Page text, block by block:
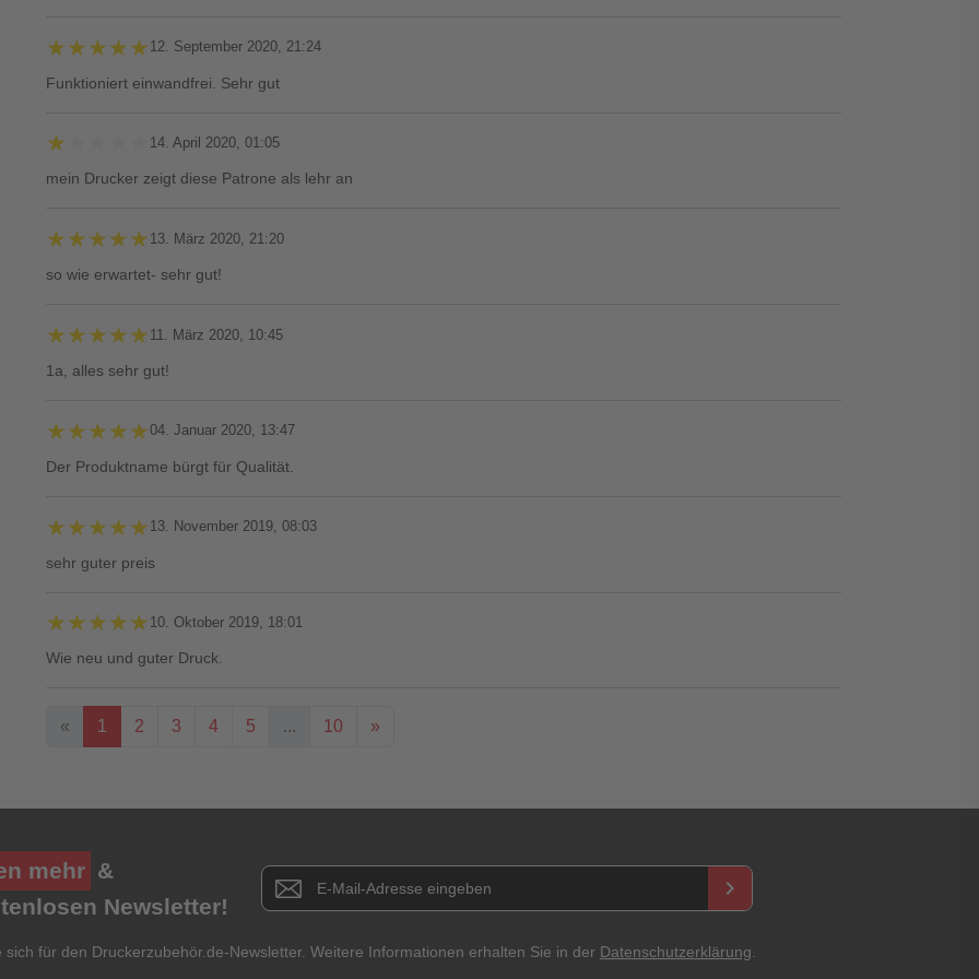
★★★★★
★★★★★ 12. September 2020, 21:24
Funktioniert einwandfrei. Sehr gut
★★★★★
★★★★★ 14. April 2020, 01:05
mein Drucker zeigt diese Patrone als lehr an
★★★★★
★★★★★ 13. März 2020, 21:20
so wie erwartet- sehr gut!
★★★★★
★★★★★ 11. März 2020, 10:45
1a, alles sehr gut!
★★★★★
★★★★★04. Januar 2020, 13:47
Der Produktname bürgt für Qualität.
★★★★★
★★★★★ 13. November 2019, 08:03
sehr guter preis
★★★★★
★★★★★ 10. Oktober 2019, 18:01
Wie neu und guter Druck.
« 1 2 3 4 5 ... 10 »
★★★
Titel**
E-Mail-Adresse Ihr Passwort
mehr &
Newsletter!
Newsletter E-Mail Adresse keyboard_arrow_right
für den Druckerzubehör.de-Newsletter. Weitere Informationen erhalten Sie in der Datenschutzerklärung.